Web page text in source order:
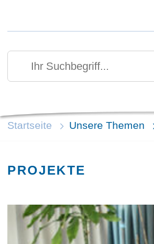
Ihr Suchbegriff
Suchen
Startseite Unsere Themen
PROJEKTE